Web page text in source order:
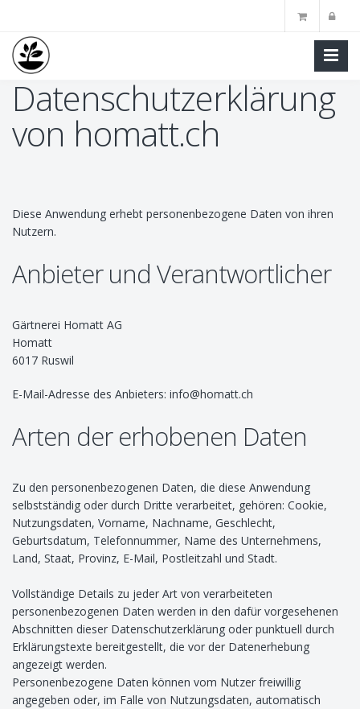
Skip
main
content
Datenschutzerklärung
von homatt.ch
Diese Anwendung erhebt personenbezogene Daten von ihren
Nutzern.
Anbieter und Verantwortlicher
Gärtnerei Homatt AG
Homatt
6017 Ruswil
E-Mail-Adresse des Anbieters: info@homatt.ch
Arten der erhobenen Daten
Zu den personenbezogenen Daten, die diese Anwendung
selbstständig oder durch Dritte verarbeitet, gehören: Cookie,
Nutzungsdaten, Vorname, Nachname, Geschlecht,
Geburtsdatum, Telefonnummer, Name des Unternehmens,
Land, Staat, Provinz, E-Mail, Postleitzahl und Stadt.
Vollständige Details zu jeder Art von verarbeiteten
personenbezogenen Daten werden in den dafür vorgesehenen
Abschnitten dieser Datenschutzerklärung oder punktuell durch
Erklärungstexte bereitgestellt, die vor der Datenerhebung
angezeigt werden.
Personenbezogene Daten können vom Nutzer freiwillig
angegeben oder, im Falle von Nutzungsdaten, automatisch